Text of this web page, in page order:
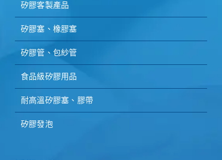
矽膠客製產品
矽膠塞、橡膠塞
矽膠管、包紗管
食品級矽膠用品
耐高溫矽膠塞、膠帶
矽膠發泡